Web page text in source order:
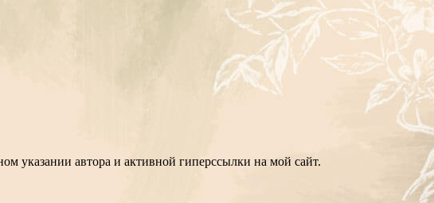
указании автора и активной гиперссылки на мой сайт.